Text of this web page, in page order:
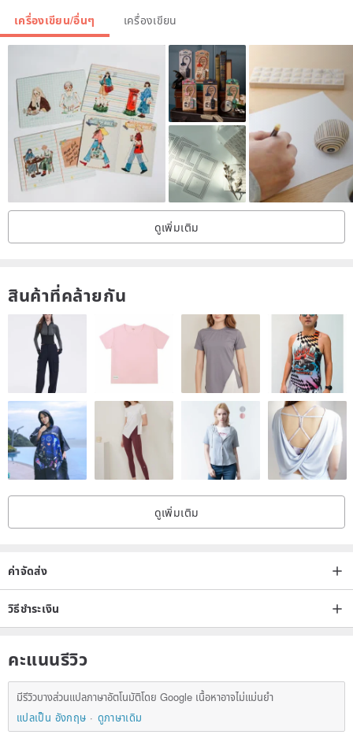
เครื่องเขียน/อื่นๆ เครื่องเขียน
ดูเพิ่มเติม
สินค้าที่คล้ายกัน
ดูเพิ่มเติม
ค่าจัดส่ง
วิธีชำระเงิน
คะแนนรีวิว
มีรีวิวบางส่วนแปลภาษาอัตโนมัติโดย Google เนื้อหาอาจไม่แม่นยำ
แปลเป็น อังกฤษ
ดูภาษาเดิม